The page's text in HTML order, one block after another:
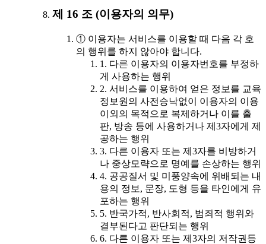
제 16 조 (이용자의 의무)
① 이용자는 서비스를 이용할 때 다음 각 호
의 행위를 하지 않아야 합니다.
1. 다른 이용자의 이용자번호를 부정하
게 사용하는 행위
2. 서비스를 이용하여 얻은 정보를 교육
정보원의 사전승낙없이 이용자의 이용
이외의 목적으로 복제하거나 이를 출
판, 방송 등에 사용하거나 제3자에게 제
공하는 행위
3. 다른 이용자 또는 제3자를 비방하거
나 중상모략으로 명예를 손상하는 행위
4. 공공질서 및 미풍양속에 위배되는 내
용의 정보, 문장, 도형 등을 타인에게 유
포하는 행위
5. 반국가적, 반사회적, 범죄적 행위와
결부된다고 판단되는 행위
6. 다른 이용자 또는 제3자의 저작권등